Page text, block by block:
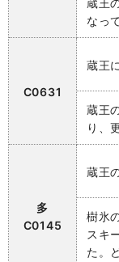
蔵王
なっ
C0631
蔵王
蔵王
り、
多
C0145
蔵王
樹氷
スキ
た。